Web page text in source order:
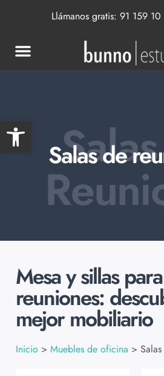
Abrir barra de herramientas
Llámanos gratis: 91 159
Salas de
Mesa y sillas
reuniones:
mejor mobiliario
Inicio > Muebles de oficina >